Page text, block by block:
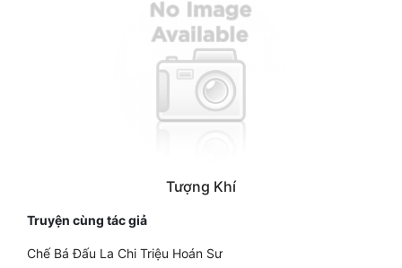
Tượng Khí
Truyện cùng tác giả
Chế Bá Đấu La Chi Triệu Hoán Sư